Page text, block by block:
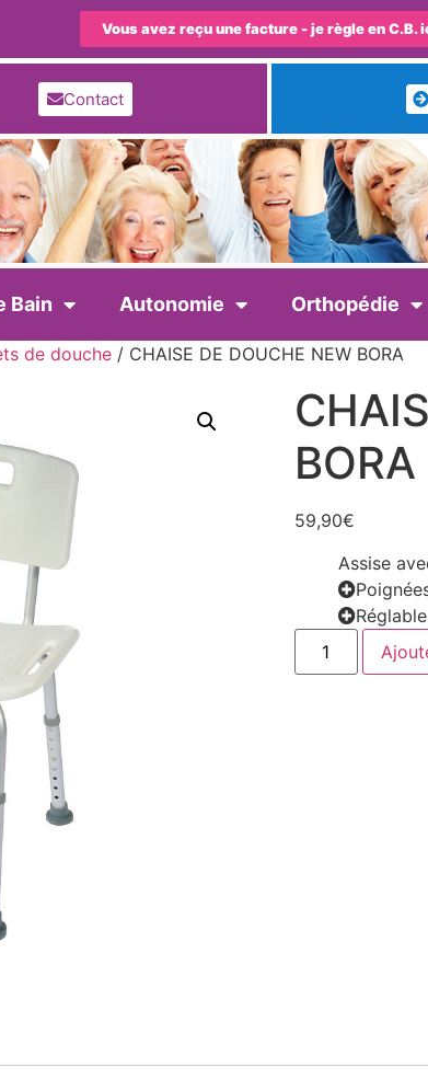
Vous avez reçu une facture - je règle en C.B.
Contact
Bain Autonomie Orthopédie
de douche / CHAISE DE DOUCHE NEW BORA
BORA
59,90€
Assise